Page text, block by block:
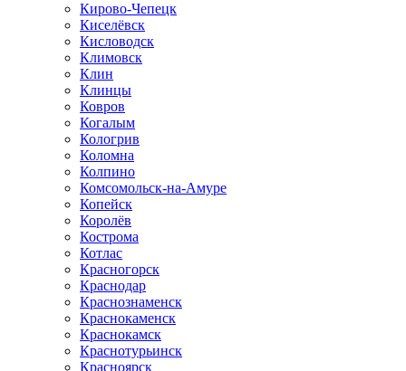
Кирово-Чепецк
Киселёвск
Кисловодск
Климовск
Клин
Клинцы
Ковров
Когалым
Кологрив
Коломна
Колпино
Комсомольск-на-Амуре
Копейск
Королёв
Кострома
Котлас
Красногорск
Краснодар
Краснознаменск
Краснокаменск
Краснокамск
Краснотурьинск
Красноярск